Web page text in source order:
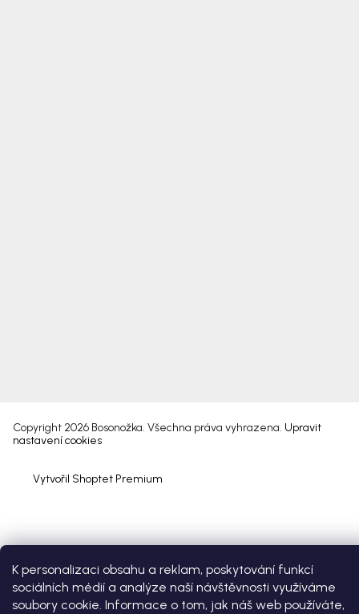
K personalizaci obsahu a reklam, poskytování funkcí
sociálních médií a analýze naší návštěvnosti využíváme
soubory cookie. Informace o tom, jak náš web používáte,
Vytvořil Shoptet Premium
Copyright 2026 Bosonožka. Všechna práva vyhrazena. Upravit
nastavení cookies